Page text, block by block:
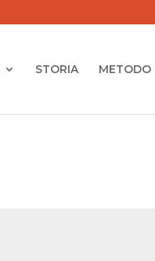
STORIA METODO